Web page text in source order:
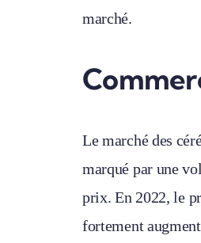
marché.
Le marché des
marqué par une
prix. En 2022, le
fortement